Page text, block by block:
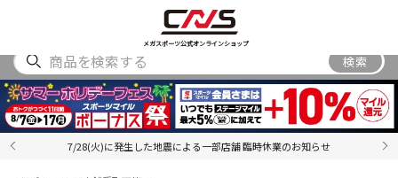
メガスポーツ公式オンラインショップ
ACCESSORY
検索
7/28(火)に発生した地震による一部店舗 臨時休業のお知らせ